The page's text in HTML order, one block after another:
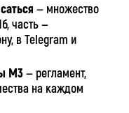
— множество
часть —
в Telegram и
М3— регламент,
на каждом